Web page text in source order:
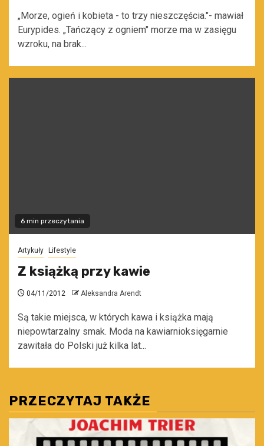
„Morze, ogień i kobieta - to trzy nieszczęścia."- mawiał
Eurypides. „Tańczący z ogniem" morze ma w zasięgu
wzroku, na brak...
6 min przeczytania
Artykuły Lifestyle
Z książką przy kawie
04/11/2012 Aleksandra Arendt
Są takie miejsca, w których kawa i książka mają
niepowtarzalny smak. Moda na kawiarnioksięgarnie
zawitała do Polski już kilka lat...
PRZECZYTAJ TAKŻE